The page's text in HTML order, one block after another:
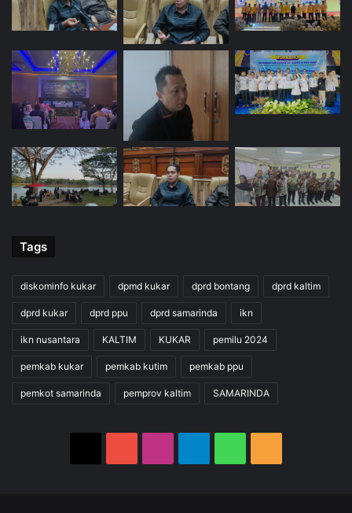
Tags
diskominfo kukar dpmd kukar dprd bontang dprd kaltim
dprd kukar dprd ppu dprd samarinda ikn
ikn nusantara KALTIM KUKAR pemilu 2024
pemkab kukar pemkab kutim pemkab ppu
pemkot samarinda pemprov kaltim SAMARINDA